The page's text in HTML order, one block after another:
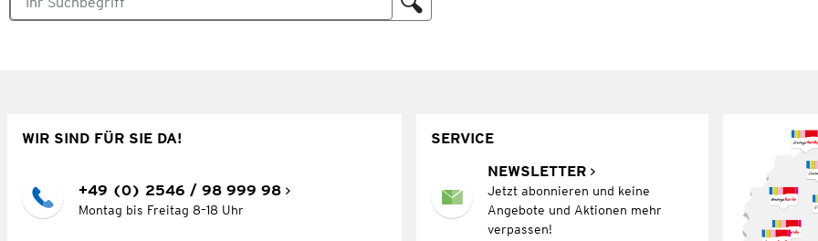
WIR SIND FÜR SIE DA!
+49 (0) 2546 / 98 999 98
Montag bis Freitag 8–18 Uhr
SERVICE
NEWSLETTER
Jetzt abonnieren und keine
Angebote und Aktionen mehr
verpassen!